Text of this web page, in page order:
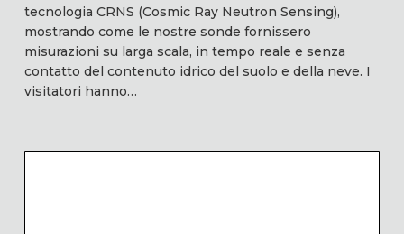
tecnologia CRNS (Cosmic Ray Neutron Sensing),
mostrando come le nostre sonde fornissero
misurazioni su larga scala, in tempo reale e senza
contatto del contenuto idrico del suolo e della neve. I
visitatori hanno…